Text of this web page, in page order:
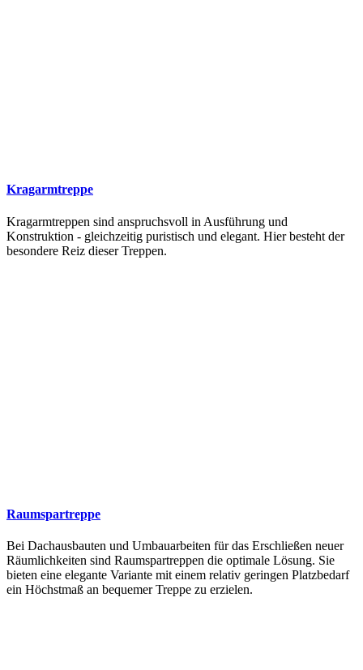
Kragarmtreppe
Kragarmtreppen sind anspruchsvoll in Ausführung und
Konstruktion - gleichzeitig puristisch und elegant. Hier besteht der
besondere Reiz dieser Treppen.
Raumspartreppe
Bei Dachausbauten und Umbauarbeiten für das Erschließen neuer
Räumlichkeiten sind Raumspartreppen die optimale Lösung. Sie
bieten eine elegante Variante mit einem relativ geringen Platzbedarf
ein Höchstmaß an bequemer Treppe zu erzielen.